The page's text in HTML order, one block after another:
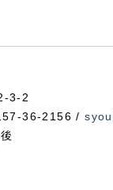
3-2
36-2156 /